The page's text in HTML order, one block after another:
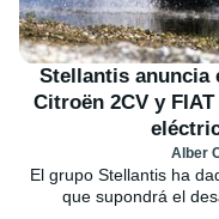
Stellantis anuncia
Citroën 2CV y
Alber
El grupo Stellantis ha
que supondrá el